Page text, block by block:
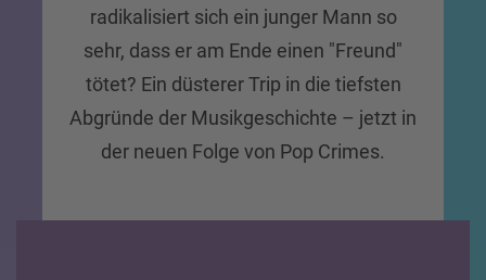
radikalisiert sich ein junger Mann so
sehr, dass er am Ende einen "Freund"
tötet? Ein düsterer Trip in die tiefsten
Abgründe der Musikgeschichte – jetzt in
der neuen Folge von Pop Crimes.